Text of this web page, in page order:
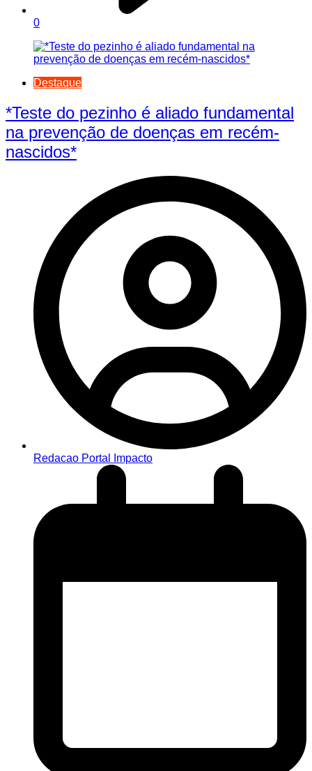
0
Destaque
*Teste do pezinho é aliado fundamental
na prevenção de doenças em recém-
nascidos*
Redacao Portal Impacto